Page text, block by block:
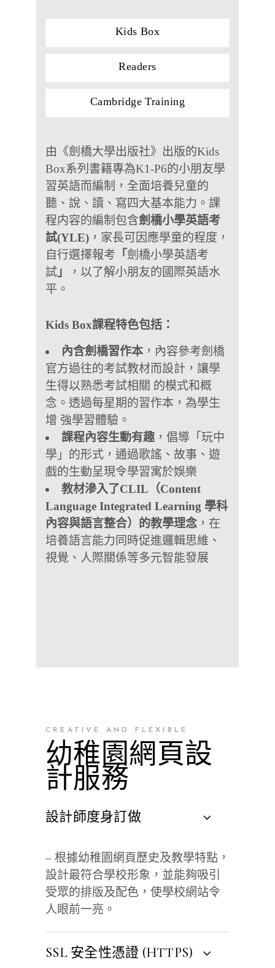
Kids Box
Readers
Cambridge Training
由《劍橋大學出版社》出版的Kids
Box系列書籍專為K1-P6的小朋友學
習英語而編制 ，全面培養兒童的
聽、說、讀、寫四大基本能力。 課
程内容的編制包含劍橋小學英語考
試(YLE) ，家長可因應學童的程度，
自行選擇報考 「 劍橋小學英語考
試 」
，以了解小朋友的國際英語水
平 。
Kids Box課程特色包括：
內含劍橋習作本 ，內容參考劍橋
官方過往的考試教材而設計，讓學
生得以熟悉考試相關 的模式和概
念。透過每星期的習作本，為學生
增 強學習體驗。
課程內容生動有趣 ，倡導「玩中
學」的形式，通過歌謠、故事、遊
戲的生動呈現令學習寓於娛樂
教材滲入了CLIL（Content
Language Integrated Learning 學科
內容與語言整合）的教學理念 ，在
培養語言能力同時促進邏輯思維、
視覺、人際關係等多元智能發展
CREATIVE AND FLEXIBLE
幼稚園網頁設
計服務
設計師度身訂做
– 根據幼稚園網頁歷史及教學特點，
設計最符合學校形象，並能夠吸引
受眾的排版及配色，使學校網站令
人眼前一亮。
SSL 安全性憑證 (HTTPS)